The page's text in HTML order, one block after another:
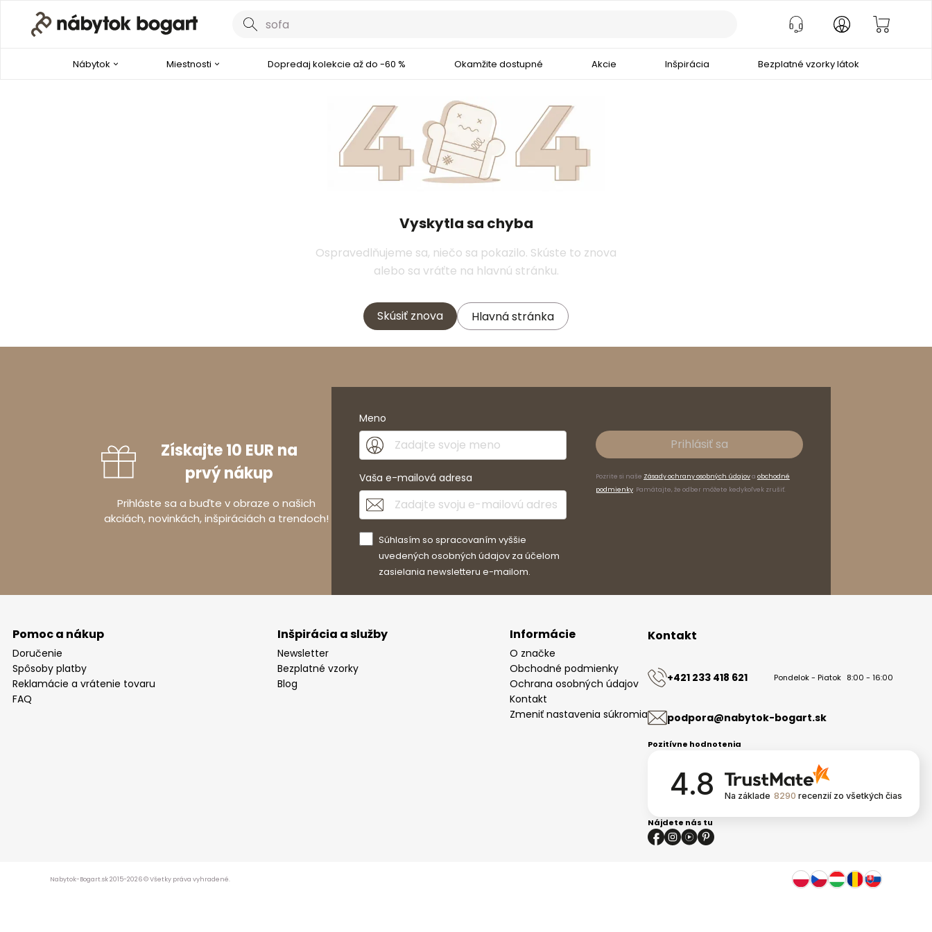
Nábytok Miestnosti Dopredaj kolekcie až do -60 % Okamžite dostupné Akcie Inšpirácia Bezplatné vzorky látok
Vyskytla sa chyba
Ospravedlňujeme sa, niečo sa pokazilo. Skúste to znova
alebo sa vráťte na hlavnú stránku.
Skúsiť znova Hlavná stránka
Získajte 10 EUR na
prvý nákup
Prihláste sa a buďte v obraze o našich
akciách, novinkách, inšpiráciách a trendoch!
Meno
Vaša e-mailová adresa
Súhlasím so spracovaním vyššie
uvedených osobných údajov za účelom
zasielania newsletteru e-mailom.
Prihlásiť sa
Pozrite si naše Zásady ochrany osobných údajova obchodné
podmienky. Pamätajte, že odber môžete kedykoľvek zrušiť.
Pomoc a nákup
Doručenie
Spôsoby platby
Reklamácie a vrátenie tovaru
FAQ
Inšpirácia a služby
Newsletter
Bezplatné vzorky
Blog
Informácie
O značke
Obchodné podmienky
Ochrana osobných údajov
Kontakt
Zmeniť nastavenia súkromia
Kontakt
+421 233 418 621 Pondelok - Piatok 8:00 - 16:00
podpora@nabytok-bogart.sk
Pozitívne hodnotenia
4.8 Na základe 8290 recenzií zo všetkých čias
Nájdete nás tu
Nabytok-Bogart.sk 2015-2026 © Všetky práva vyhradené.